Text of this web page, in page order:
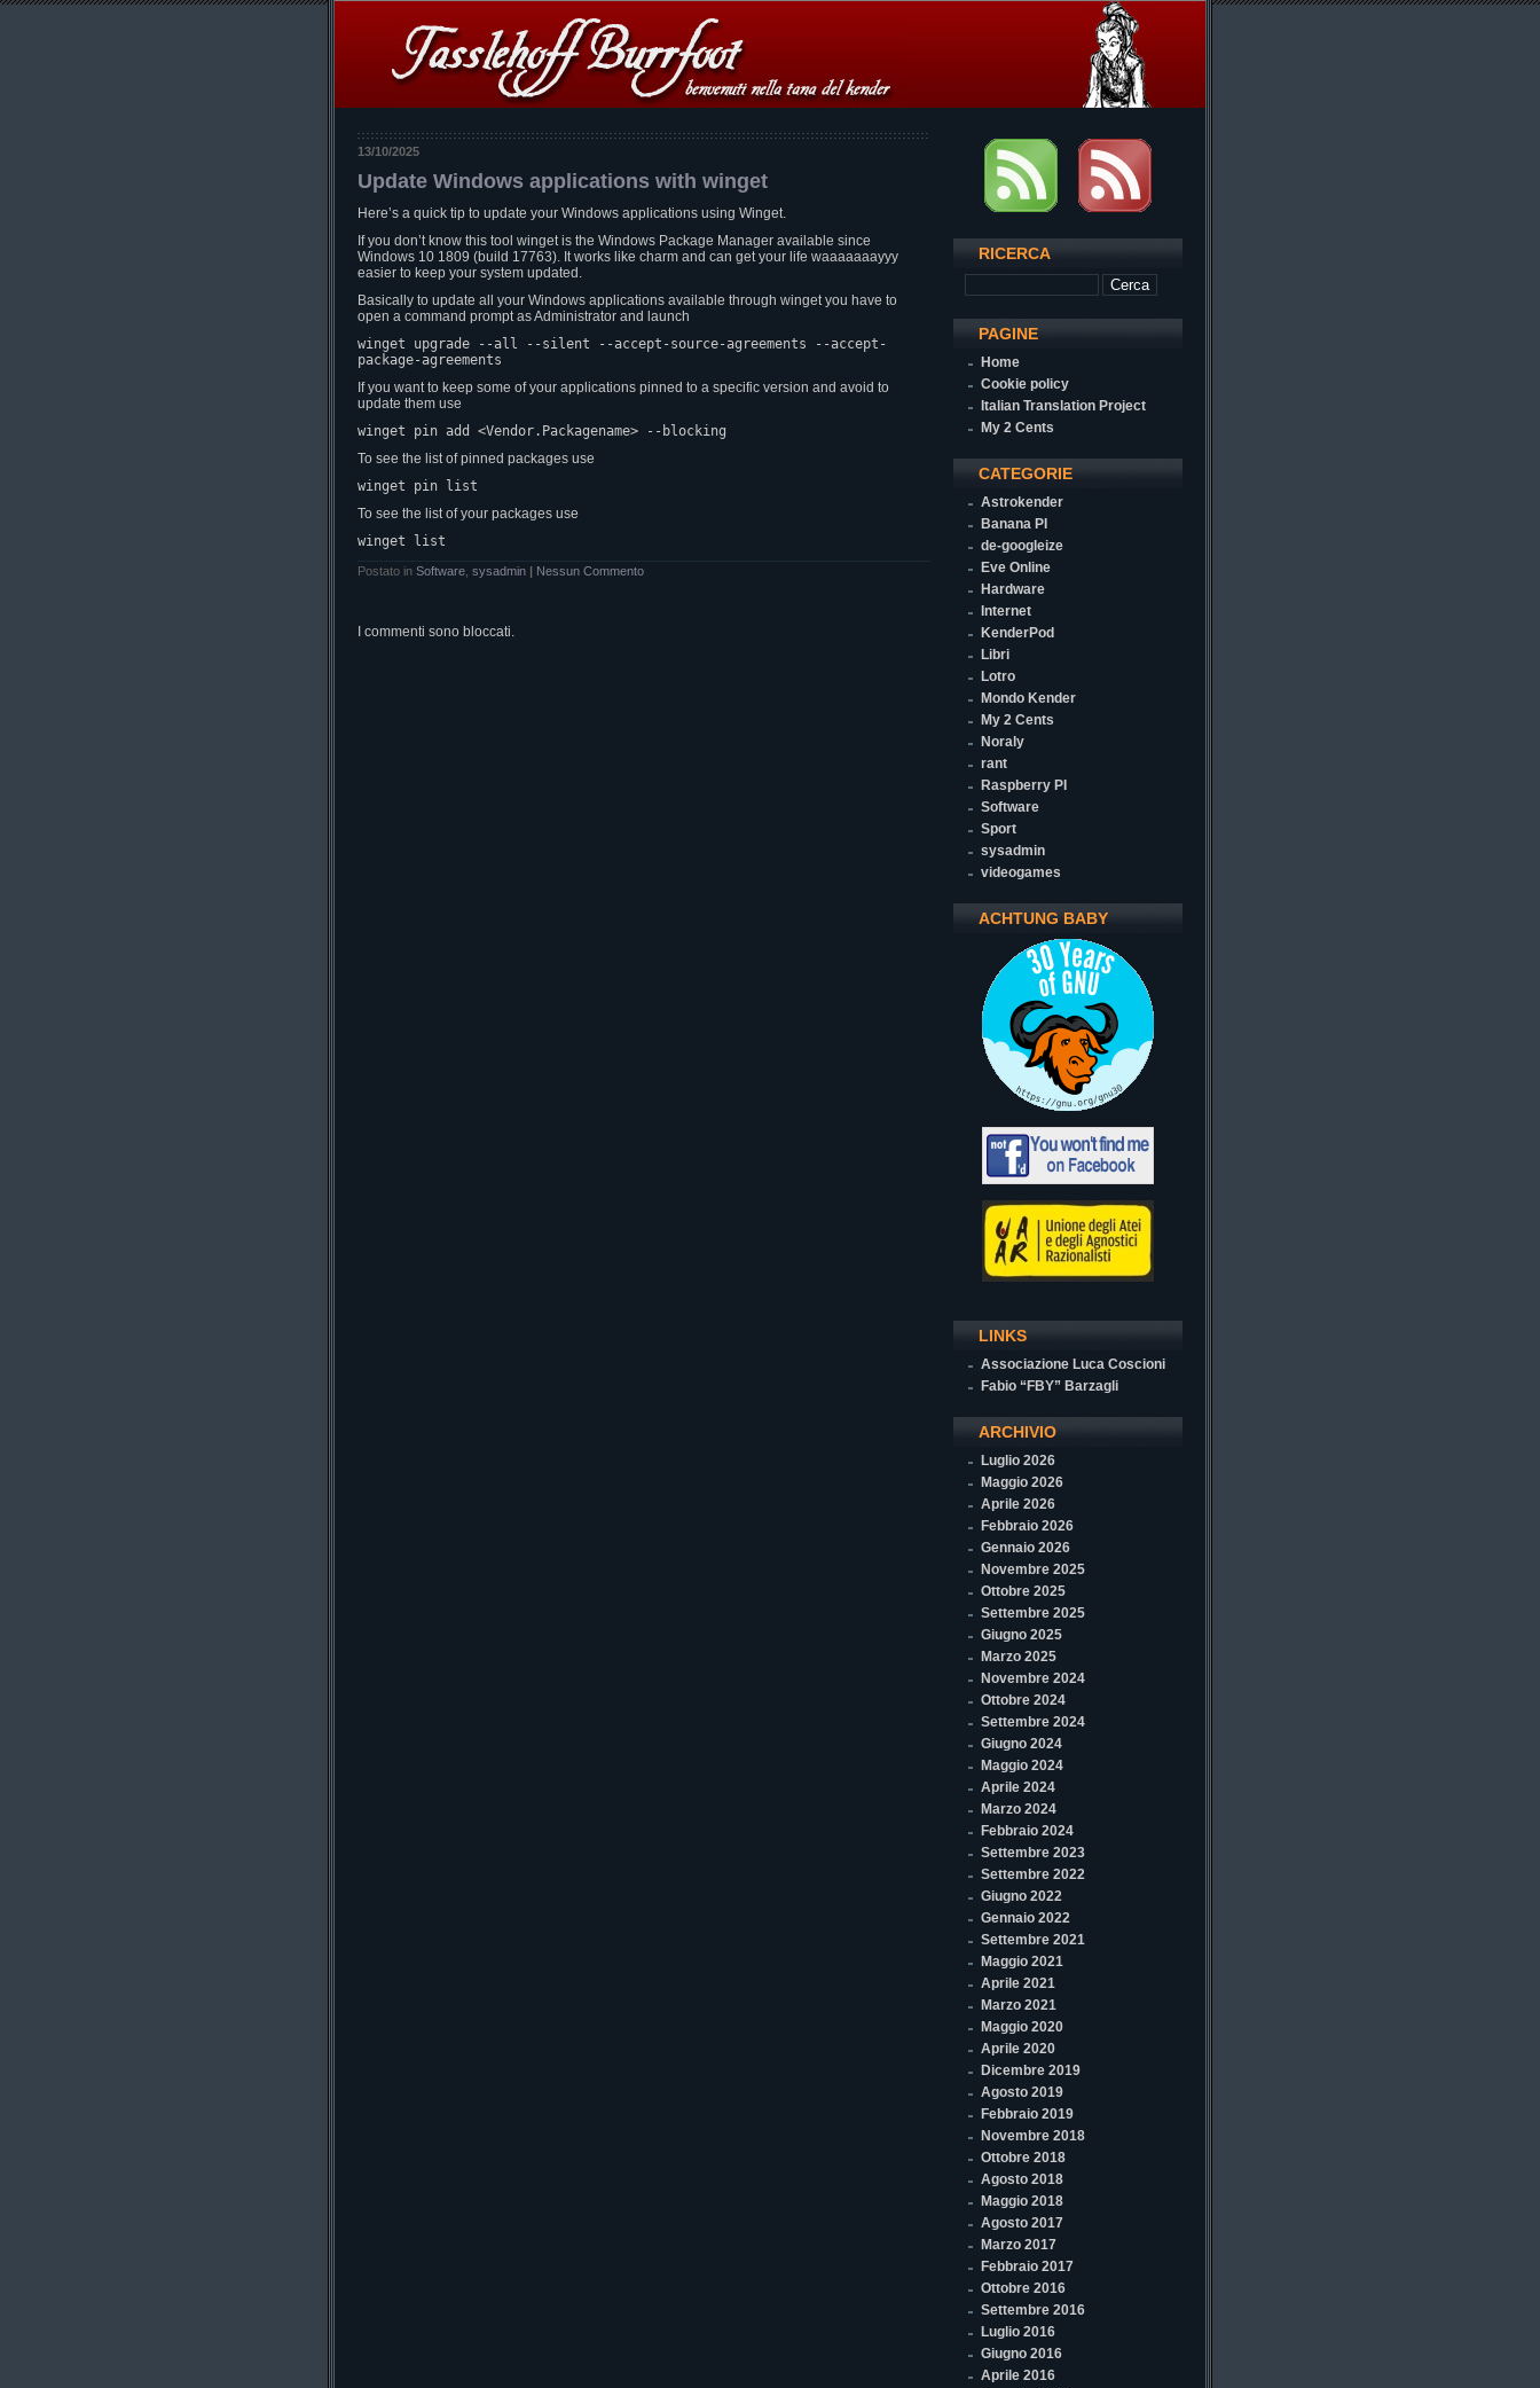
13/10/2025
Update Windows applications with winget
Here’s a quick tip to update your Windows applications using Winget.
If you don’t know this tool winget is the Windows Package Manager available since
Windows 10 1809 (build 17763). It works like charm and can get your life waaaaaaayyy
easier to keep your system updated.
Basically to update all your Windows applications available through winget you have to
open a command prompt as Administrator and launch
winget upgrade --all --silent --accept-source-agreements --accept-
package-agreements
If you want to keep some of your applications pinned to a specific version and avoid to
update them use
winget pin add <Vendor.Packagename> --blocking
To see the list of pinned packages use
winget pin list
To see the list of your packages use
winget list
Postato in Software sysadmin | Nessun Commento
I commenti sono bloccati.
RICERCA
PAGINE
Home
Cookie policy
Italian Translation Project
My 2 Cents
CATEGORIE
Astrokender
Banana PI
de-googleize
Eve Online
Hardware
Internet
KenderPod
Libri
Lotro
Mondo Kender
My 2 Cents
Noraly
rant
Raspberry PI
Software
Sport
sysadmin
videogames
ACHTUNG BABY
LINKS
Associazione Luca Coscioni
Fabio “FBY” Barzagli
ARCHIVIO
Luglio 2026
Maggio 2026
Aprile 2026
Febbraio 2026
Gennaio 2026
Novembre 2025
Ottobre 2025
Settembre 2025
Giugno 2025
Marzo 2025
Novembre 2024
Ottobre 2024
Settembre 2024
Giugno 2024
Maggio 2024
Aprile 2024
Marzo 2024
Febbraio 2024
Settembre 2023
Settembre 2022
Giugno 2022
Gennaio 2022
Settembre 2021
Maggio 2021
Aprile 2021
Marzo 2021
Maggio 2020
Aprile 2020
Dicembre 2019
Agosto 2019
Febbraio 2019
Novembre 2018
Ottobre 2018
Agosto 2018
Maggio 2018
Agosto 2017
Marzo 2017
Febbraio 2017
Ottobre 2016
Settembre 2016
Luglio 2016
Giugno 2016
Aprile 2016